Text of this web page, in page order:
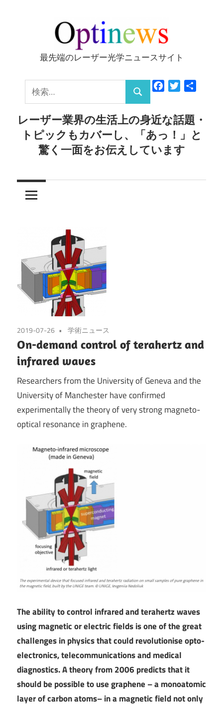
ッ
Optinews
最先端のレーザー光学ニュースサイト
索:
検
索
FacebookTwitter
レーザー業界の生活上の身近な話題・
トピックもカバーし、「あっ！」と
驚く一面をお伝えしています
2019-07-26 学術ニュース
On-demand control of terahertz and
infrared waves
Researchers from the University of Geneva and the
University of Manchester have confirmed
experimentally the theory of very strong magneto-
optical resonance in graphene.
The ability to control infrared and terahertz waves
using magnetic or electric fields is one of the great
challenges in physics that could revolutionise opto-
electronics, telecommunications and medical
diagnostics. A theory from 2006 predicts that it
should be possible to use graphene – a monoatomic
layer of carbon atoms– in a magnetic field not only